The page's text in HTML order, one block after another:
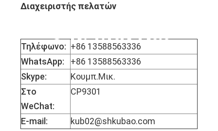
Διαχειριστής πελατών
Τηλέφωνο: +86 13588563336
WhatsApp:
+86 13588563336
Skype:
Κουμπ.Μικ.
Στο
WeChat:
CP9301
E-mail: kub02@shkubao.com